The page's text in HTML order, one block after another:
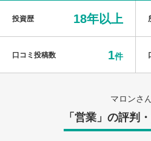
投資歴 18年以上
口コミ投稿数 1件
マロンさ
「営業」の評判